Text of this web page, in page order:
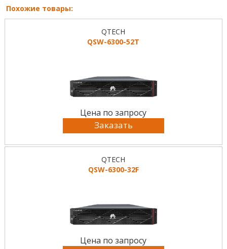
Похожие товары:
QTECH
QSW-6300-52T
Цена по запросу
Заказать
QTECH
QSW-6300-32F
Цена по запросу